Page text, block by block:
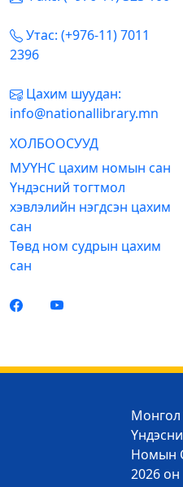
Утас: (+976-11) 7011
2396
Цахим шуудан:
info@nationallibrary.mn
ХОЛБООСУУД
МУҮНС цахим номын сан
Үндэсний тогтмол
хэвлэлийн нэгдсэн цахим
сан
Төвд ном судрын цахим
сан
Монгол
Номын
2026 он